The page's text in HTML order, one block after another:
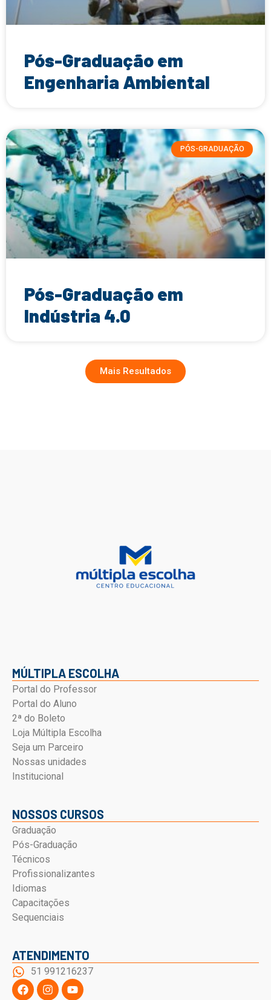
Pós-Graduação em
Engenharia Ambiental
PÓS-GRADUAÇÃO
Pós-Graduação em
Indústria 4.0
Mais Resultados
MÚLTIPLA ESCOLHA
Portal do Professor
Portal do Aluno
2ª do Boleto
Loja Múltipla Escolha
Seja um Parceiro
Nossas unidades
Institucional
NOSSOS CURSOS
Graduação
Pós-Graduação
Técnicos
Profissionalizantes
Idiomas
Capacitações
Sequenciais
ATENDIMENTO
51 991216237